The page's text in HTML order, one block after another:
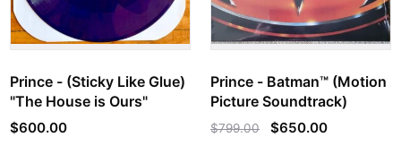
Prince - (Sticky Like Glue)
"The House is Ours"
$600.00
Prince - Batman™ (Motion
Picture Soundtrack)
$799.00 $650.00